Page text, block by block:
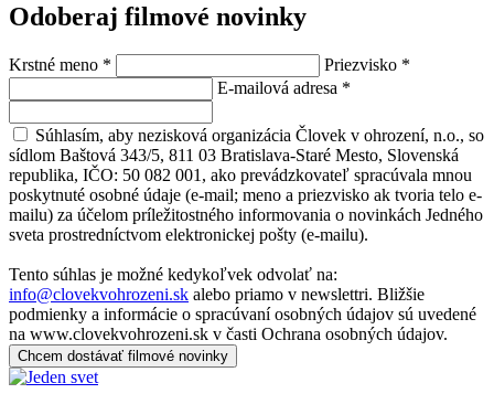
Odoberaj filmové novinky
Krstné meno * Priezvisko *
E-mailová adresa *
Súhlasím, aby nezisková organizácia Človek v ohrození, n.o., so
sídlom Baštová 343/5, 811 03 Bratislava-Staré Mesto, Slovenská
republika, IČO: 50 082 001, ako prevádzkovateľ spracúvala mnou
poskytnuté osobné údaje (e-mail; meno a priezvisko ak tvoria telo e-
mailu) za účelom príležitostného informovania o novinkách Jedného
sveta prostredníctvom elektronickej pošty (e-mailu).
Tento súhlas je možné kedykoľvek odvolať na:
info@clovekvohrozeni.sk alebo priamo v newslettri. Bližšie
podmienky a informácie o spracúvaní osobných údajov sú uvedené
na www.clovekvohrozeni.sk v časti Ochrana osobných údajov.
Chcem dostávať filmové novinky